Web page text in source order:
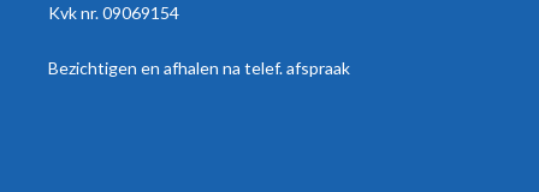
Kvk nr. 09069154
Bezichtigen en afhalen na telef. afspraak